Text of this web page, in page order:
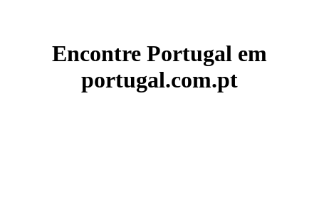
Encontre Portugal em
portugal.com.pt